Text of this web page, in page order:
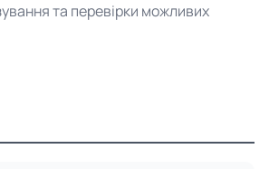
та перевірки можливих